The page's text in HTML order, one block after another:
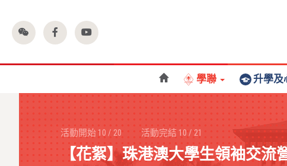
學聯 升學及
活動開始10/20 活動完結 10/21
【花絮】珠港澳大學生領袖交流